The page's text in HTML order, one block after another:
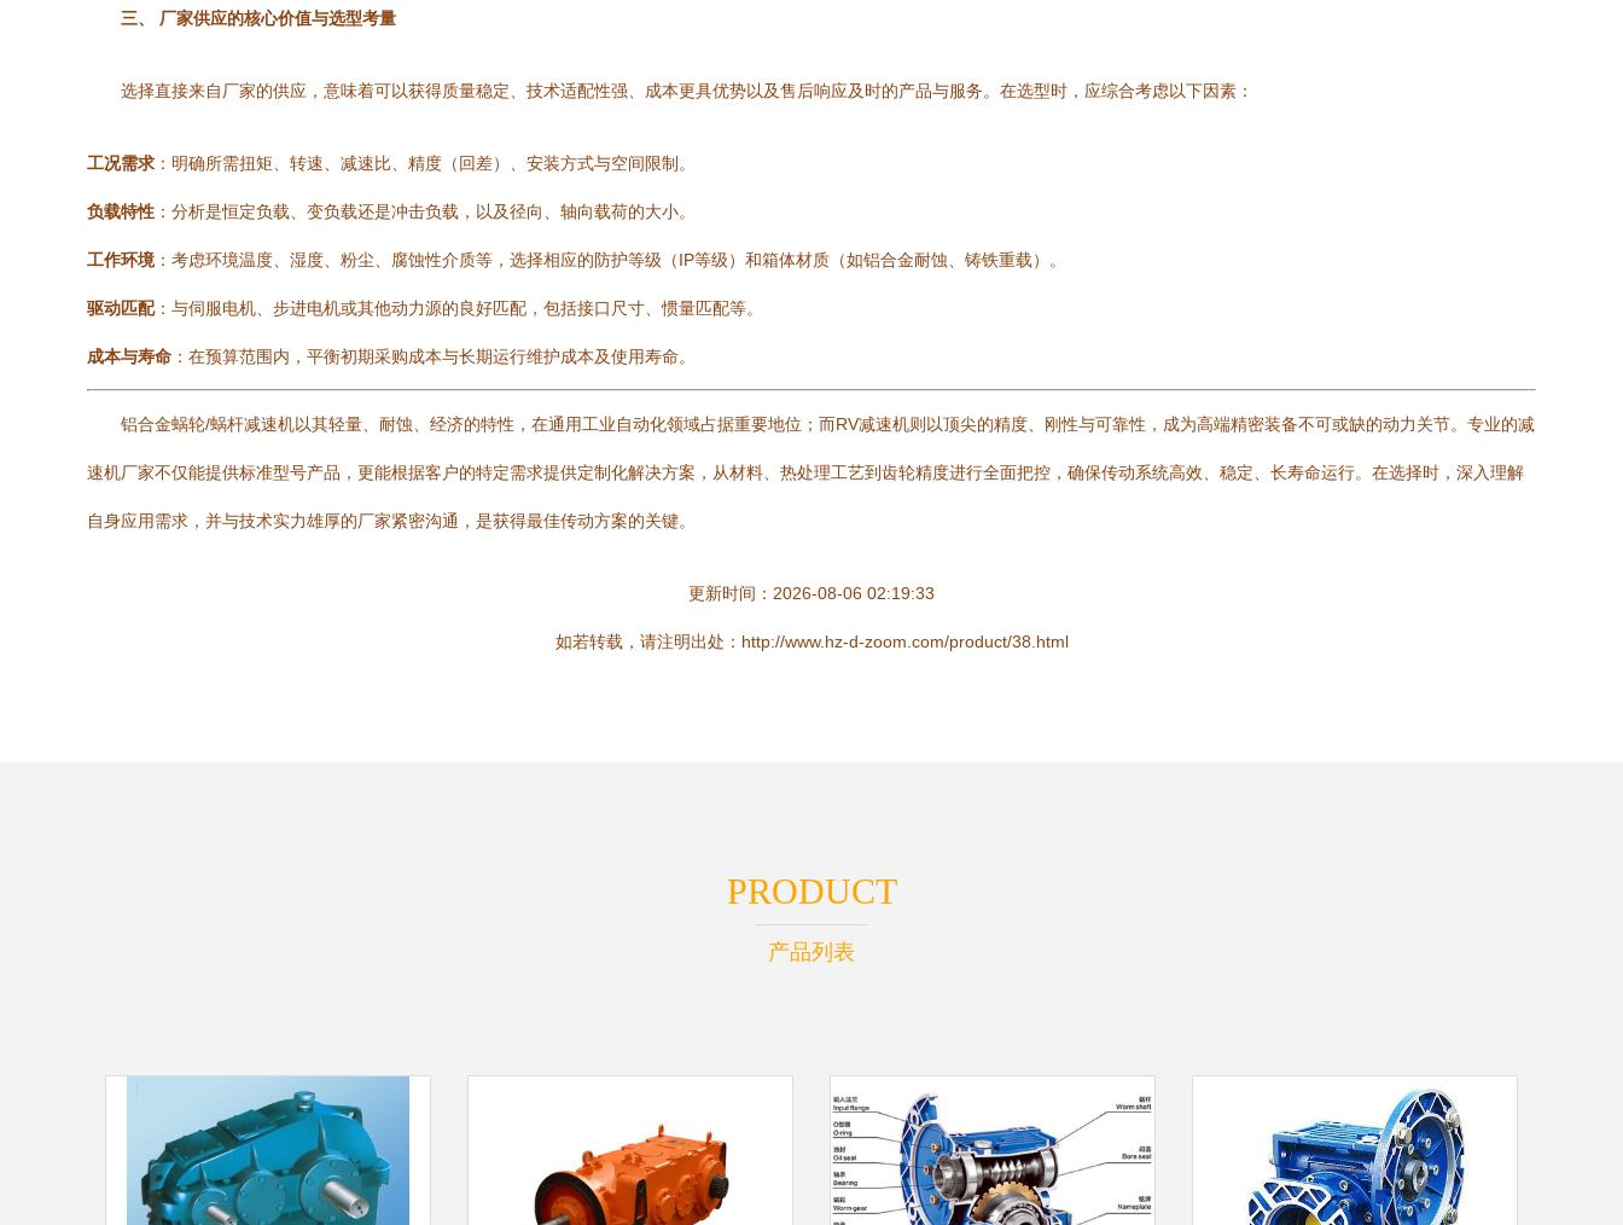
三、 厂家供应的核心价值与选型考量
选择直接来自厂家的供应，意味着可以获得质量稳定、技术适配性强、成本更具优势以及售后响应及时的产品与服务。在选型时，应综合考虑以下因素：
工况需求 ：明确所需扭矩、转速、减速比、精度（回差）、安装方式与空间限制。
负载特性 ：分析是恒定负载、变负载还是冲击负载，以及径向、轴向载荷的大小。
工作环境：考虑环境温度、湿度、粉尘、腐蚀性介质等，选择相应的防护等级（IP等级）和箱体材质（如铝合金耐蚀、铸铁重载）。
驱动匹配：与伺服电机、步进电机或其他动力源的良好匹配，包括接口尺寸、惯量匹配等。
成本与寿命 ：在预算范围内，平衡初期采购成本与长期运行维护成本及使用寿命。
铝合金蜗轮/蜗杆减速机以其轻量、耐蚀、经济的特性，在通用工业自动化领域占据重要地位；而RV减速机则以顶尖的精度、刚性与可靠性，成为高端精密装备不可或缺的动力关节。专业的减
速机厂家不仅能提供标准型号产品，更能根据客户的特定需求提供定制化解决方案，从材料、热处理工艺到齿轮精度进行全面把控，确保传动系统高效、稳定、长寿命运行。在选择时，深入理解
自身应用需求，并与技术实力雄厚的厂家紧密沟通，是获得最佳传动方案的关键。
更新时间：2026-08-06 02:19:33
如若转载，请注明出处：http://www.hz-d-zoom.com/product/38.html
PRODUCT
产品列表